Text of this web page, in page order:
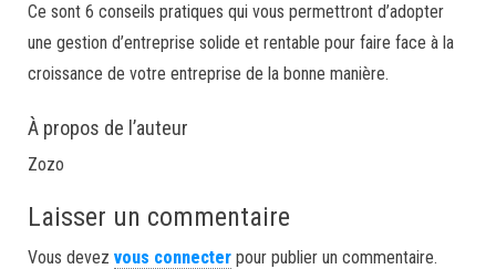
Ce sont 6 conseils pratiques qui vous permettront d’adopter
une gestion d’entreprise solide et rentable pour faire face à la
croissance de votre entreprise de la bonne manière.
À propos de l’auteur
Zozo
Laisser un commentaire
Vous devez vous connecter pour publier un commentaire.